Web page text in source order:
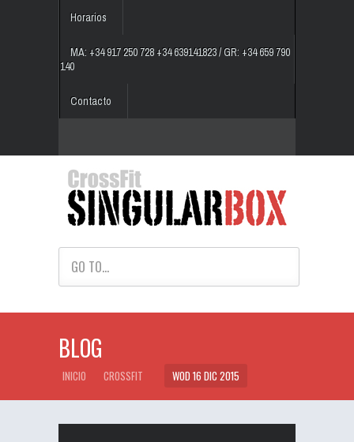
Horarios
MA: +34 917 250 728 +34 639141823 / GR: +34 659 790
140
Contacto
GO TO...
BLOG
INICIO CROSSFIT WOD 16 DIC 2015